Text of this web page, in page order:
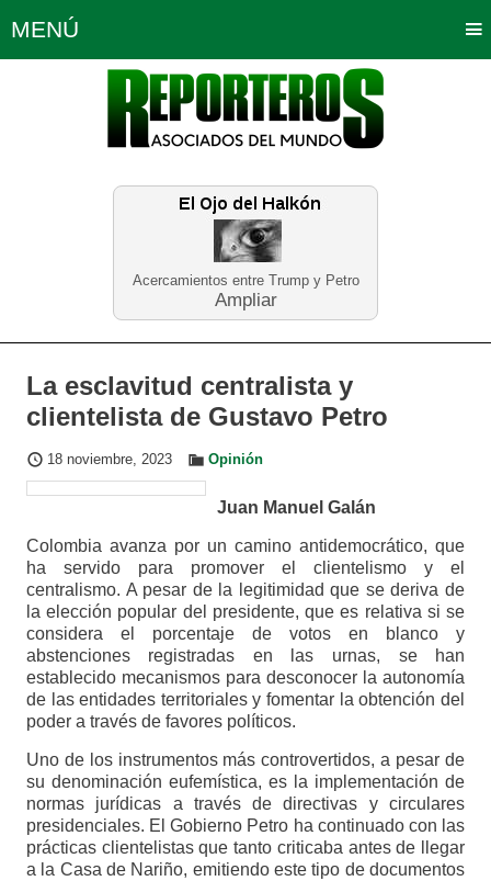
Acercamientos entre Trump y Petro
Ampliar
MENÚ
Política Opinión Bogotá
Planeta Tierra Deportes
Educación Neira
La esclavitud centralista y
clientelista de Gustavo Petro
18 noviembre, 2023 Opinión
Juan Manuel Galán
Colombia avanza por un camino antidemocrático, que
ha servido para promover el clientelismo y el
centralismo. A pesar de la legitimidad que se deriva de
la elección popular del presidente, que es relativa si se
considera el porcentaje de votos en blanco y
abstenciones registradas en las urnas, se han
establecido mecanismos para desconocer la autonomía
de las entidades territoriales y fomentar la obtención del
poder a través de favores políticos.
Uno de los instrumentos más controvertidos, a pesar de
su denominación eufemística, es la implementación de
normas jurídicas a través de directivas y circulares
presidenciales. El Gobierno Petro ha continuado con las
prácticas clientelistas que tanto criticaba antes de llegar
a la Casa de Nariño, emitiendo este tipo de documentos